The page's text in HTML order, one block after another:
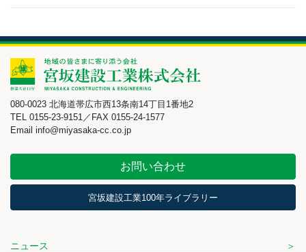
080-0023 北海道帯広市西13条南14丁目1番地2
TEL 0155-23-9151／FAX 0155-24-1577
Email info@miyasaka-cc.co.jp
お問い合わせ
宮坂建設工業100年ライブラリー
ニュース